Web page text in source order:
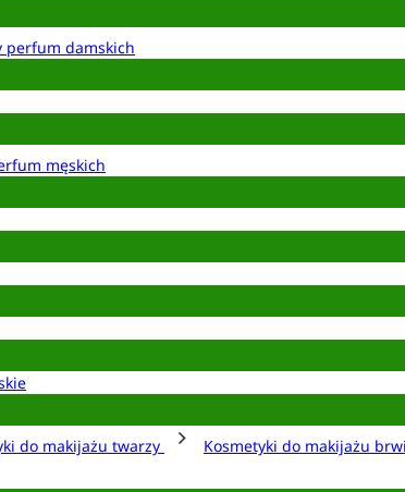
perfum damskich
męskich
do makijażu twarzy Kosmetyki do makijażu brwi